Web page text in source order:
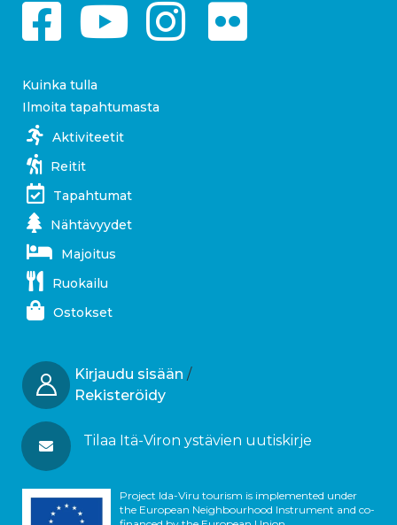
Kuinka tulla
Ilmoita tapahtumasta
Aktiviteetit
Reitit
Tapahtumat
Nähtävyydet
Majoitus
Ruokailu
Ostokset
Kirjaudu sisään /
Rekisteröidy
Tilaa Itä-Viron ystävien uutiskirje
Project Ida-Viru tourism is implemented under
the European Neighbourhood Instrument and co-